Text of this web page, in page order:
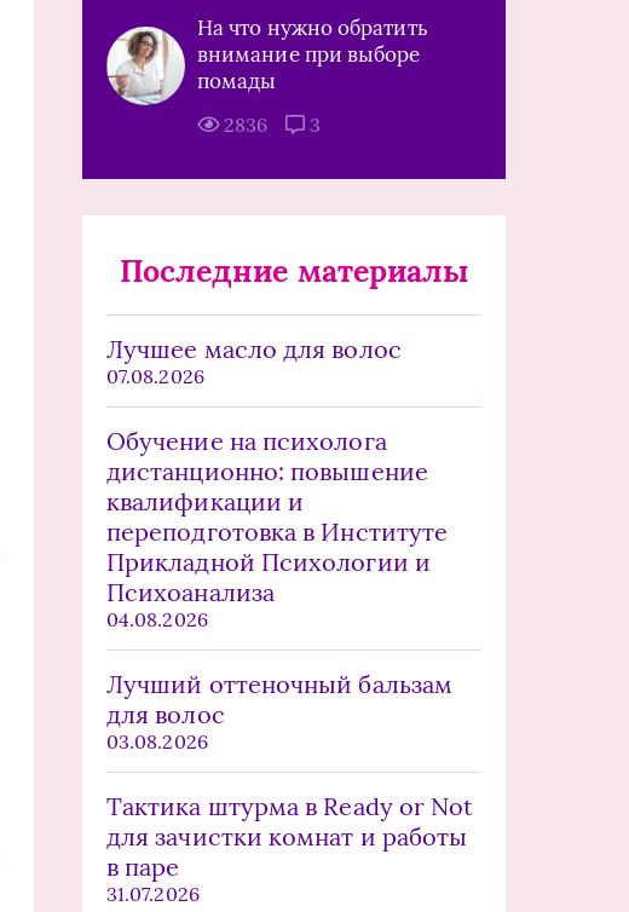
На что нужно обратить
внимание при выборе
помады
2836 3
Последние материалы
Лучшее масло для волос
07.08.2026
Обучение на психолога
дистанционно: повышение
квалификации и
переподготовка в Институте
Прикладной Психологии и
Психоанализа
04.08.2026
Лучший оттеночный бальзам
для волос
03.08.2026
Тактика штурма в Ready or Not
для зачистки комнат и работы
в паре
31.07.2026